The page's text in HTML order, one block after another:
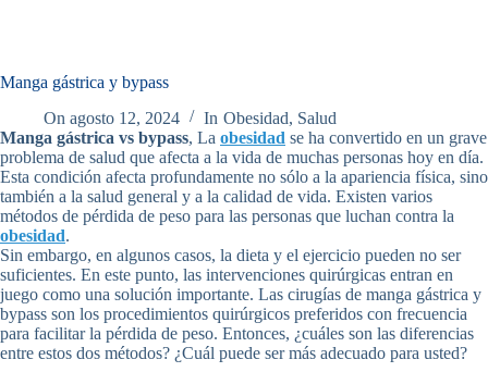
Manga gástrica y bypass
On agosto 12, 2024 In Obesidad, Salud
Manga gástrica vs bypass, La obesidad se ha convertido en un grave
problema de salud que afecta a la vida de muchas personas hoy en día.
Esta condición afecta profundamente no sólo a la apariencia física, sino
también a la salud general y a la calidad de vida. Existen varios
métodos de pérdida de peso para las personas que luchan contra la
obesidad.
Sin embargo, en algunos casos, la dieta y el ejercicio pueden no ser
suficientes. En este punto, las intervenciones quirúrgicas entran en
juego como una solución importante. Las cirugías de manga gástrica y
bypass son los procedimientos quirúrgicos preferidos con frecuencia
para facilitar la pérdida de peso. Entonces, ¿cuáles son las diferencias
entre estos dos métodos? ¿Cuál puede ser más adecuado para usted?